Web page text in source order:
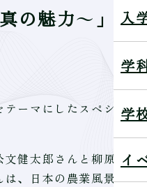
入
学
学
イ
の魅力～」
テーマにしたスペシャ
健太郎さんと柳原美
は、日本の農業風景を